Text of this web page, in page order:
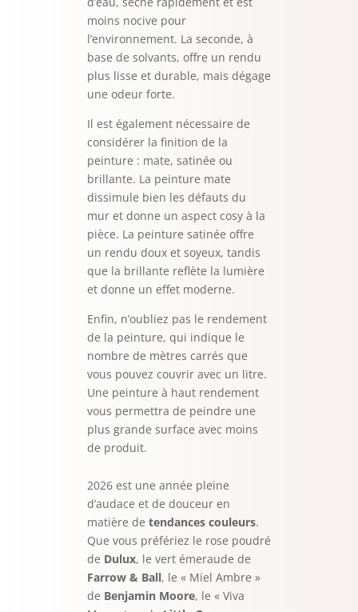
moins nocive pour
l’environnement. La seconde, à
base de solvants, offre un rendu
plus lisse et durable, mais dégage
une odeur forte.
Il est également nécessaire de
considérer la finition de la
peinture : mate, satinée ou
brillante. La peinture mate
dissimule bien les défauts du
mur et donne un aspect cosy à la
pièce. La peinture satinée offre
un rendu doux et soyeux, tandis
que la brillante reflète la lumière
et donne un effet moderne.
Enfin, n’oubliez pas le rendement
de la peinture, qui indique le
nombre de mètres carrés que
vous pouvez couvrir avec un litre.
Une peinture à haut rendement
vous permettra de peindre une
plus grande surface avec moins
de produit.
2026 est une année pleine
d’audace et de douceur en
matière de tendances couleurs.
Que vous préfériez le rose poudré
de Dulux, le vert émeraude de
Farrow & Ball, le « Miel Ambre »
de Benjamin Moore, le « Viva